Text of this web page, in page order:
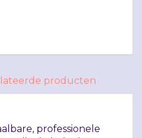
producten
professionele